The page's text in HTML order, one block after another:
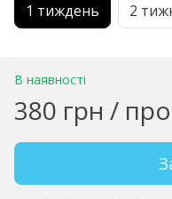
1 тиждень 2
В наявності
380 грн /